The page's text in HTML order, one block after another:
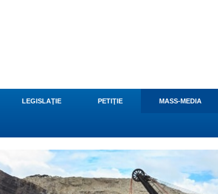
LEGISLAŢIE PETIŢIE MASS-MEDIA